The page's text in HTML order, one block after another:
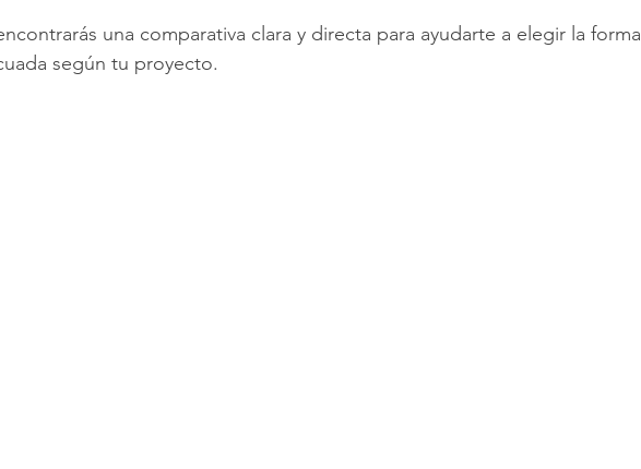
una comparativa clara y directa para ayudarte a elegir la forma
según tu proyecto.